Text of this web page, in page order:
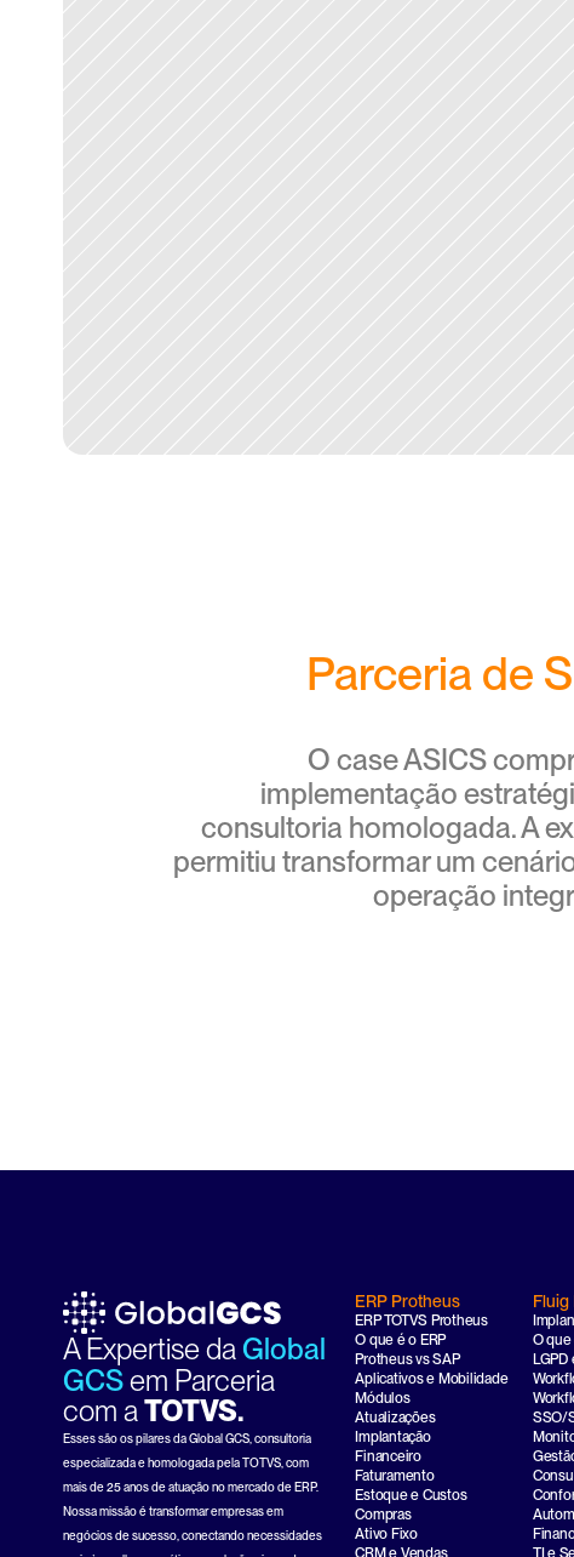
Parceria de
O case ASICS
implementação
consultoria homologada. A
permitiu transformar um
operação
A Expertise da Global
GCSem Parceria
com a TOTVS.
Esses são os pilares da Global GCS, consultoria
especializada e homologada pela TOTVS, com
mais de 25 anos de atuação no mercado de ERP.
Nossa missão é transformar empresas em
negócios de sucesso, conectando necessidades
ERP Protheus
ERP TOTVS Protheus
O que é o ERP
Protheus vs SAP
Aplicativos e Mobilidade
Módulos
Atualizações
Implantação
Financeiro
Faturamento
Estoque e Custos
Compras
Ativo Fixo
CRM e Vendas
Fluig
O
SSO/
TI e